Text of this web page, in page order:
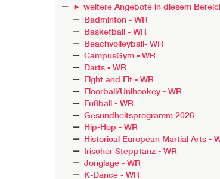
► weitere Angebote in diesem
Badminton - WR
Basketball - WR
Beachvolleyball- WR
CampusGym - WR
Darts - WR
Fight and Fit - WR
Floorball/Unihockey - WR
Fußball - WR
Gesundheitsprogramm 2026
Hip-Hop - WR
Historical European Martial Arts -
Irischer Stepptanz - WR
Jonglage - WR
K-Dance - WR